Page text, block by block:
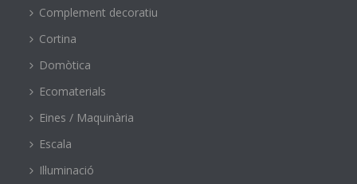
Complement decoratiu
Cortina
Domòtica
Ecomaterials
Eines / Maquinària
Escala
Il·luminació